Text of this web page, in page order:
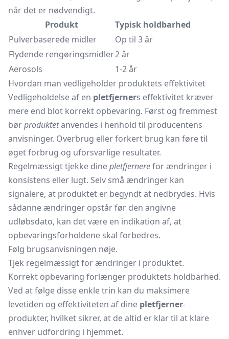
når det er nødvendigt.
Produkt
Typisk holdbarhed
Pulverbaserede midler
Op til 3 år
Flydende rengøringsmidler2 år
Aerosols
1-2 år
Hvordan man vedligeholder produktets effektivitet
Vedligeholdelse af en pletfjerners effektivitet kræver
mere end blot korrekt opbevaring. Først og fremmest
børproduktetanvendes i henhold til producentens
anvisninger. Overbrug eller forkert brug kan føre til
øget forbrug og uforsvarlige resultater.
Regelmæssigt tjekke dinepletfjernerefor ændringer i
konsistens eller lugt. Selv små ændringer kan
signalere, at produktet er begyndt at nedbrydes. Hvis
sådanne ændringer opstår før den angivne
udløbsdato, kan det være en indikation af, at
opbevaringsforholdene skal forbedres.
Følg brugsanvisningen nøje.
Tjek regelmæssigt for ændringer i produktet.
Korrekt opbevaring forlænger produktets holdbarhed.
Ved at følge disse enkle trin kan du maksimere
levetiden og effektiviteten af dine pletfjerner-
produkter, hvilket sikrer, at de altid er klar til at klare
enhver udfordring i hjemmet.